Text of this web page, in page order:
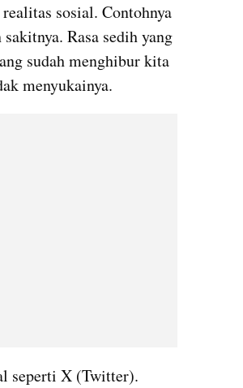
sosial. Contohnya
Rasa sedih yang
sudah menghibur kita
menyukainya.
seperti X (Twitter).